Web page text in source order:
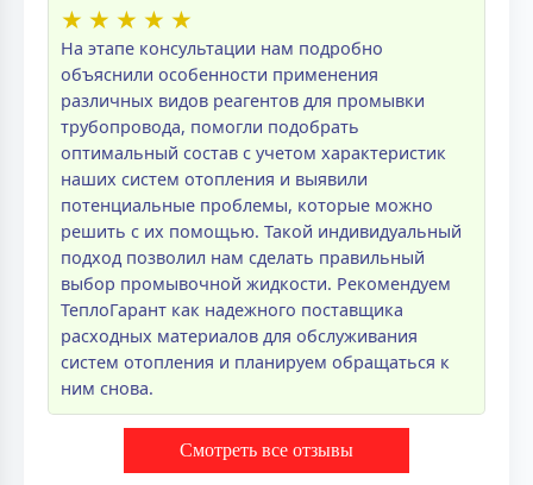
★ ★ ★ ★ ★
На этапе консультации нам подробно
объяснили особенности применения
различных видов реагентов для промывки
трубопровода, помогли подобрать
оптимальный состав с учетом характеристик
наших систем отопления и выявили
потенциальные проблемы, которые можно
решить с их помощью. Такой индивидуальный
подход позволил нам сделать правильный
выбор промывочной жидкости. Рекомендуем
ТеплоГарант как надежного поставщика
расходных материалов для обслуживания
систем отопления и планируем обращаться к
ним снова.
Смотреть все отзывы